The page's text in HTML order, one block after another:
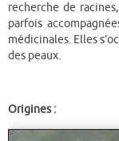
recherche de
parfois
médicinales. Elles
des peaux.
Origines :